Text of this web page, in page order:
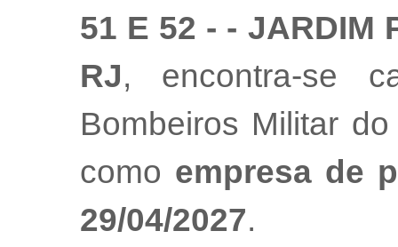
51 E 52 - - JARDIM
RJ, encontra-se
Bombeiros Militar
como empresa de
29/04/2027.